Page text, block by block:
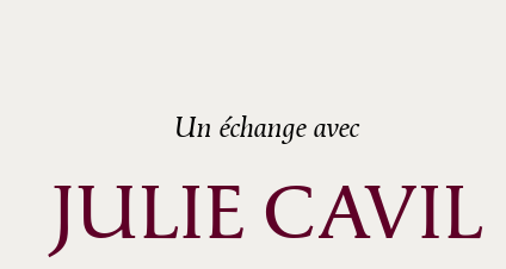
ème
Un échange avec
JULIE CAVIL